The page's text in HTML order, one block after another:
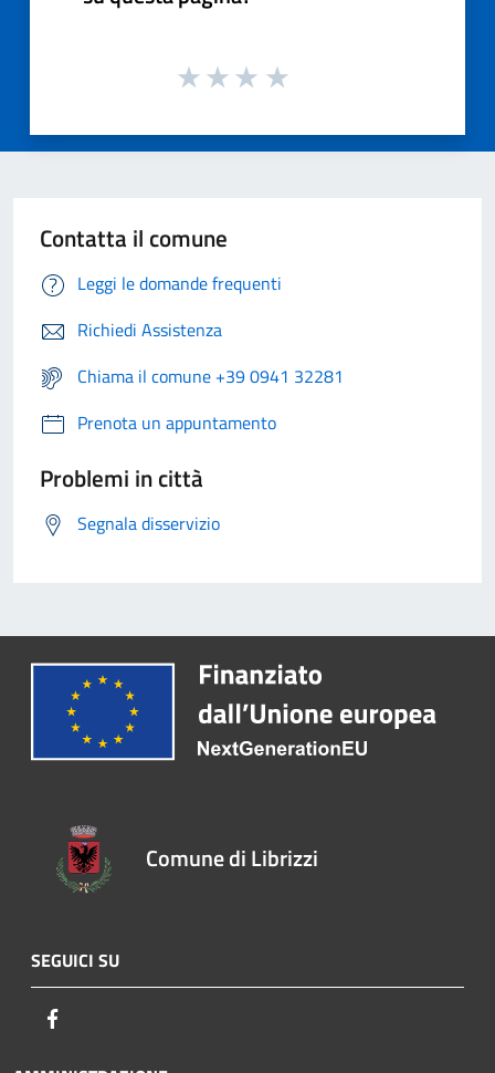
Contatta il comune
Leggi le domande frequenti
Richiedi Assistenza
Chiama il comune +39 0941 32281
Prenota un appuntamento
Problemi in città
Segnala disservizio
Comune di Librizzi
SEGUICI SU